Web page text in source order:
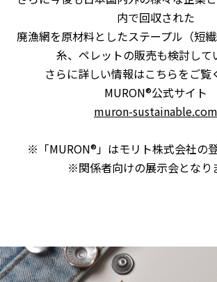
内で回収された
廃漁網を原材料としたステープル（短
糸、ペレットの販売も検討して
さらに詳しい情報はこちらをご覧
MURON®︎公式サイト
muron-sustainable.com
※「MURON®」はモリト株式会社の登
※関係者向けの展示会となり